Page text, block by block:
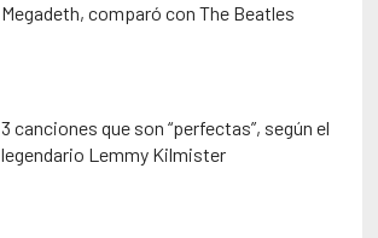
Megadeth, comparó con The Beatles
3 canciones que son “perfectas”, según el
legendario Lemmy Kilmister